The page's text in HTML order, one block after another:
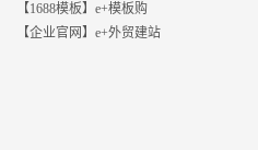
【1688模板】e+模板购
【企业官网】e+外贸建站